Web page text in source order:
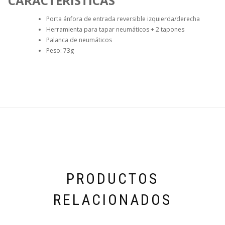
Porta ánfora de entrada reversible izquierda/derecha
Herramienta para tapar neumáticos + 2 tapones
Palanca de neumáticos
Peso: 73g
PRODUCTOS
RELACIONADOS